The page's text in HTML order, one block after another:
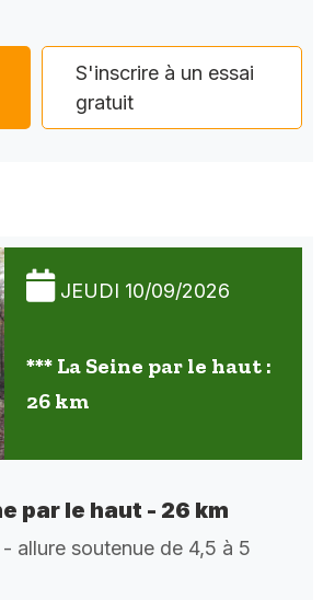
S'inscrire à un essai
gratuit
JEUDI 10/09/2026
*** La Seine par le haut :
26 km
par le haut - 26 km
allure soutenue de 4,5 à 5